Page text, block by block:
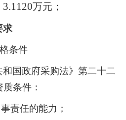
3.1120万元 ；
求
条件
国政府采购法》第二十二
条件：
责任的能力；